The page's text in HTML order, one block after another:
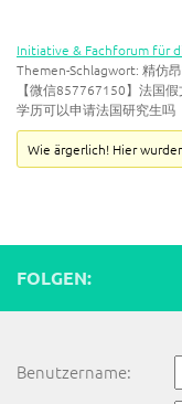
Initiative & Fachforum für
Themen-Schlagwort: 精仿
【微信857767150】法国
学历可以申请法国研究生吗
Wie ärgerlich! Hier
FOLGEN:
Benutzername: